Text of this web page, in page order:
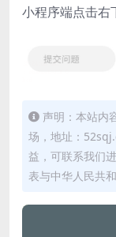
小程序端点击右
声明：本站内
场，地址：
益，可联系我们
表与中华人民共